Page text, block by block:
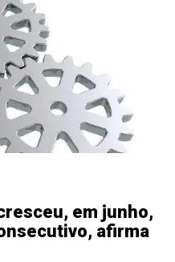
em junho,
afirma